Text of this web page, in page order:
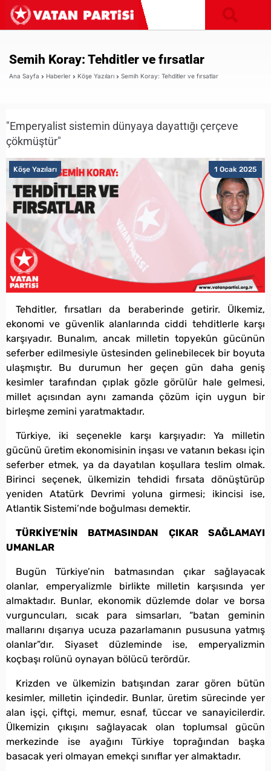
Semih Koray: Tehditler ve fırsatlar
Ana Sayfa Haberler Köşe Yazıları Semih Koray: Tehditler ve fırsatlar
"Emperyalist sistemin dünyaya dayattığı çerçeve
çökmüştür"
1 Ocak 2025
Köşe Yazıları
Tehditler, fırsatları da beraberinde getirir. Ülkemiz,
ekonomi ve güvenlik alanlarında ciddi tehditlerle karşı
karşıyadır. Bunalım, ancak milletin topyekûn gücünün
seferber edilmesiyle üstesinden gelinebilecek bir boyuta
ulaşmıştır. Bu durumun her geçen gün daha geniş
kesimler tarafından çıplak gözle görülür hale gelmesi,
millet açısından aynı zamanda çözüm için uygun bir
birleşme zemini yaratmaktadır.
Türkiye, iki seçenekle karşı karşıyadır: Ya milletin
gücünü üretim ekonomisinin inşası ve vatanın bekası için
seferber etmek, ya da dayatılan koşullara teslim olmak.
Birinci seçenek, ülkemizin tehdidi fırsata dönüştürüp
yeniden Atatürk Devrimi yoluna girmesi; ikincisi ise,
Atlantik Sistemi’nde boğulması demektir.
TÜRKİYE’NİN BATMASINDAN ÇIKAR SAĞLAMAYI
UMANLAR
Bugün Türkiye’nin batmasından çıkar sağlayacak
olanlar, emperyalizmle birlikte milletin karşısında yer
almaktadır. Bunlar, ekonomik düzlemde dolar ve borsa
vurguncuları, sıcak para simsarları, “batan geminin
mallarını dışarıya ucuza pazarlamanın pususuna yatmış
olanlar”dır. Siyaset düzleminde ise, emperyalizmin
koçbaşı rolünü oynayan bölücü terördür.
Krizden ve ülkemizin batışından zarar gören bütün
kesimler, milletin içindedir. Bunlar, üretim sürecinde yer
alan işçi, çiftçi, memur, esnaf, tüccar ve sanayicilerdir.
Ülkemizin çıkışını sağlayacak olan toplumsal gücün
merkezinde ise ayağını Türkiye toprağından başka
basacak yeri olmayan emekçi sınıflar yer almaktadır.